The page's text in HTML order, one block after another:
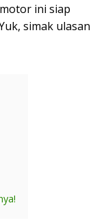
ini siap
simak ulasan